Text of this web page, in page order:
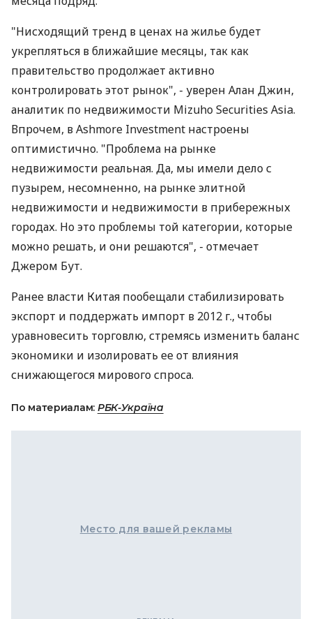
"Нисходящий тренд в ценах на жилье будет
укрепляться в ближайшие месяцы, так как
правительство продолжает активно
контролировать этот рынок", - уверен Алан Джин,
аналитик по недвижимости Mizuho Securities Asia.
Впрочем, в Ashmore Investment настроены
оптимистично. "Проблема на рынке
недвижимости реальная. Да, мы имели дело с
пузырем, несомненно, на рынке элитной
недвижимости и недвижимости в прибережных
городах. Но это проблемы той категории, которые
можно решать, и они решаются", - отмечает
Джером Бут.
Ранее власти Китая пообещали стабилизировать
экспорт и поддержать импорт в 2012 г., чтобы
уравновесить торговлю, стремясь изменить баланс
экономики и изолировать ее от влияния
снижающегося мирового спроса.
По материалам: РБК-Україна
Место для вашей рекламы